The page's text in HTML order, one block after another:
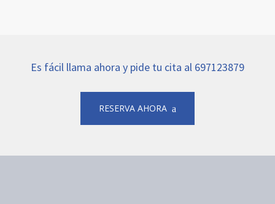
Es fácil llama ahora y pide tu cita al 697123879
RESERVA AHORA